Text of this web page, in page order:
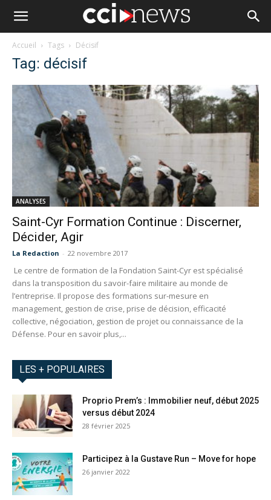
Accueil Tags Décisif
Tag: décisif
ANALYSES
Saint-Cyr Formation Continue : Discerner,
Décider, Agir
La Redaction - 22 novembre 2017
Le centre de formation de la Fondation Saint-Cyr est spécialisé
dans la transposition du savoir-faire militaire au monde de
l’entreprise. Il propose des formations sur-mesure en
management, gestion de crise, prise de décision, efficacité
collective, négociation, gestion de projet ou connaissance de la
Défense. Pour en savoir plus,...
LES + POPULAIRES
Proprio Prem’s : Immobilier neuf, début 2025
versus début 2024
28 février 2025
Participez à la Gustave Run – Move for hope
26 janvier 2022